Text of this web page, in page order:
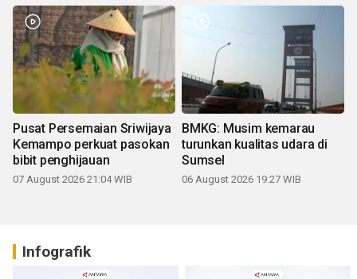
Pusat Persemaian Sriwijaya
Kemampo perkuat pasokan
bibit penghijauan
07 August 2026 21:04 WIB
BMKG: Musim kemarau
turunkan kualitas udara di
Sumsel
06 August 2026 19:27 WIB
Infografik